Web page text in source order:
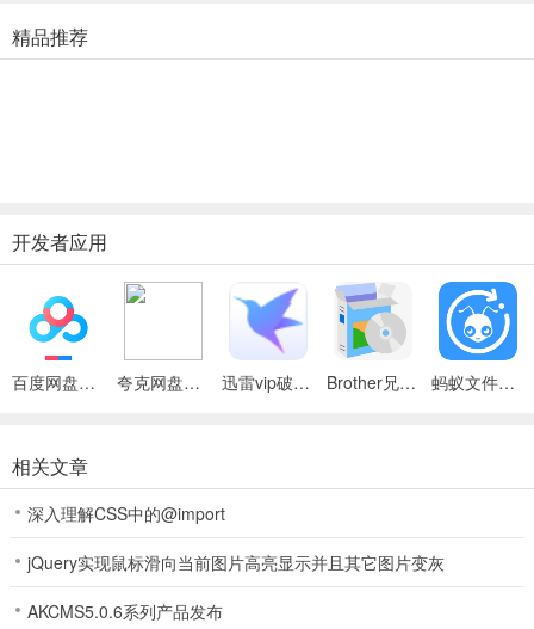
精品推荐
开发者应用
百度网盘绿色免安装Pc电脑版 夸克网盘官方正式版 迅雷vip破解版永久会员2024版 Brother兄弟 MFC-8480DN多功能一体机ISIS驱动 蚂蚁文件（数据恢复大师）
相关文章
深入理解CSS中的@import
jQuery实现鼠标滑向当前图片高亮显示并且其它图片变灰
AKCMS5.0.6系列产品发布